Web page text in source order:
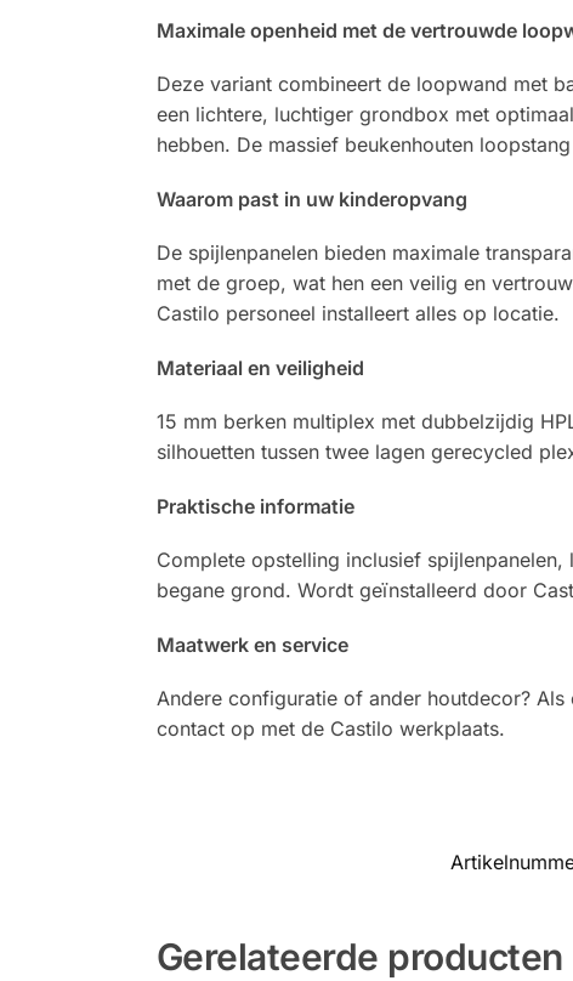
Maximale openheid met de vertrouwde
Deze variant combineert de loopwand met
een lichtere, luchtiger grondbox met
hebben. De massief beukenhouten
Waarom past in uw kinderopvang
De spijlenpanelen bieden maximale
met de groep, wat hen een veilig en
Castilo personeel installeert alles op locatie.
Materiaal en veiligheid
15 mm berken multiplex met dubbelzijdig
silhouetten tussen twee lagen gerecycled
Praktische informatie
Complete opstelling inclusief
begane grond. Wordt geïnstalleerd door
Maatwerk en service
Andere configuratie of ander houtdecor?
contact op met de Castilo werkplaats.
Gerelateerde producten